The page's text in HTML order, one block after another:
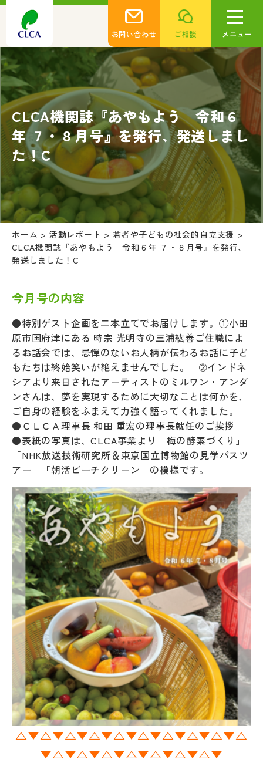
お問い合わせ ご相談 メニュー
CLCA機関誌『あやもよう 令和６
年 ７・８月号』を発行、発送しまし
た！C
ホーム > 活動レポート >若者や子どもの社会的自立支援 >
CLCA機関誌『あやもよう 令和６年 ７・８月号』を発行、
発送しました！C
今月号の内容
●特別ゲスト企画を二本立てでお届けします。①小田
原市国府津にある 時宗 光明寺の三浦紘善ご住職によ
るお話会では、忌憚のないお人柄が伝わるお話に子ど
もたちは終始笑いが絶えませんでした。 ➁インドネ
シアより来日されたアーティストのミルワン・アンダ
ンさんは、夢を実現するために大切なことは何かを、
ご自身の経験をふまえて力強く語ってくれました。
●ＣＬＣＡ理事長 和田 重宏の理事長就任のご挨拶
●表紙の写真は、CLCA事業より「梅の酵素づくり」
「NHK放送技術研究所＆東京国立博物館の見学バスツ
アー」「朝活ビーチクリーン」の模様です。
△▼△▼△▼△▼△▼△▼△▼△▼△▼△
▼△▼△▼△▼△▼△▼△▼△▼